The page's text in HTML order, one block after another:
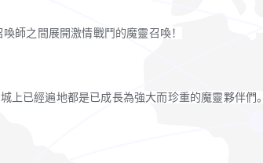
師之間展開激情戰鬥的魔靈召喚！
上已經遍地都是已成長為強大而珍重的魔靈夥伴們。